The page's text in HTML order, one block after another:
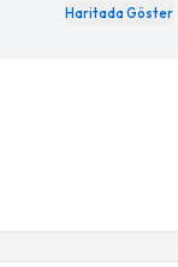
Haritada Göster